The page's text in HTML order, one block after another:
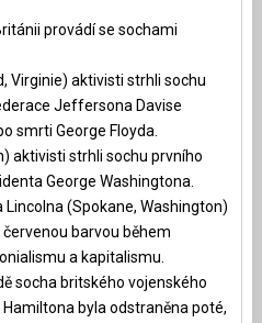
provádí se sochami
Virginie) aktivisti strhli sochu
Jeffersona Davise
smrti George Floyda.
aktivisti strhli sochu prvního
George Washingtona.
(Spokane, Washington)
barvou během
a kapitalismu.
socha britského vojenského
byla odstraněna poté,